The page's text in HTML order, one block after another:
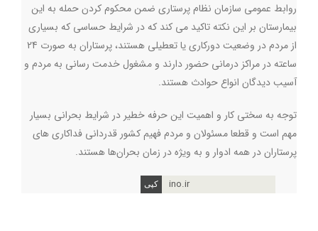
روابط عمومی سازمان نظام پرستاری ضمن محکوم کردن حمله به این
بیمارستان بر این نکته تاکید می کند که در شرایط حساسی که بسیاری
از مردم در وضعیت دورکاری یا تعطیلی هستند، پرستاران به صورت 24
ساعته در مراکز درمانی حضور دارند و مشغول خدمت رسانی به مردم و
آسیب دیدگان انواع حوادث هستند.
توجه به سختی کار و اهمیت این حرفه خطیر در شرایط بحرانی بسیار
مهم است و قطعا مسئولان و مردم فهیم کشور قدردانی فداکاری های
پرستاران در همه ادوار و به ویژه در زمان بحران‌ها هستند.
ino.ir